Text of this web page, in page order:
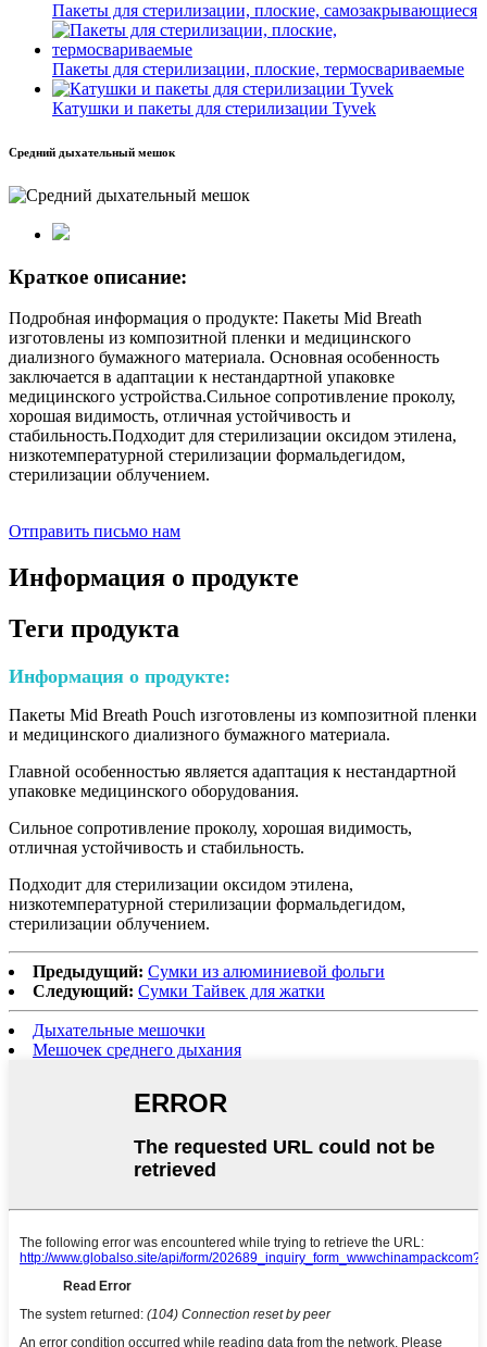
Пакеты для стерилизации, плоские, самозакрывающиеся
Пакеты для стерилизации, плоские, термосвариваемые
Катушки и пакеты для стерилизации Tyvek
Средний дыхательный мешок
Краткое описание:
Подробная информация о продукте: Пакеты Mid Breath
изготовлены из композитной пленки и медицинского
диализного бумажного материала. Основная особенность
заключается в адаптации к нестандартной упаковке
медицинского устройства.Сильное сопротивление проколу,
хорошая видимость, отличная устойчивость и
стабильность.Подходит для стерилизации оксидом этилена,
низкотемпературной стерилизации формальдегидом,
стерилизации облучением.
Отправить письмо нам
Информация о продукте
Теги продукта
Информация о продукте:
Пакеты Mid Breath Pouch изготовлены из композитной пленки
и медицинского диализного бумажного материала.
Главной особенностью является адаптация к нестандартной
упаковке медицинского оборудования.
Сильное сопротивление проколу, хорошая видимость,
отличная устойчивость и стабильность.
Подходит для стерилизации оксидом этилена,
низкотемпературной стерилизации формальдегидом,
стерилизации облучением.
Предыдущий: Сумки из алюминиевой фольги
Следующий: Сумки Тайвек для жатки
Дыхательные мешочки
Мешочек среднего дыхания